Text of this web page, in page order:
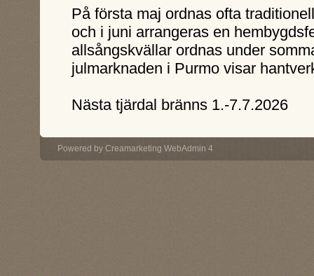
På första maj ordnas ofta
och i juni arrangeras en
allsångskvällar ordnas under
julmarknaden i Purmo visar
Nästa tjärdal bränns 1.-7.7.2026
Powered by Creamarketing WebAdmin 4